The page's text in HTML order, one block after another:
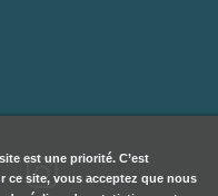
est une priorité. C’est
site, vous acceptez que nous